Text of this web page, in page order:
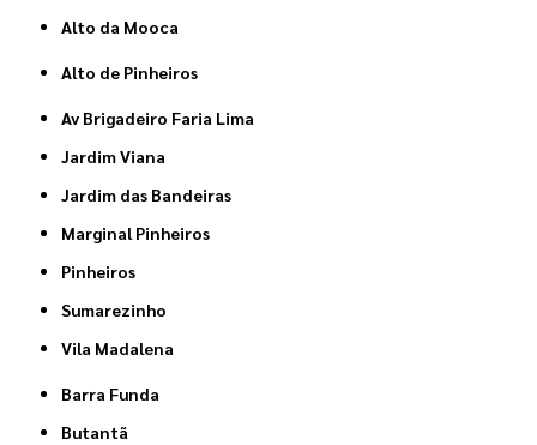
Alto da Mooca
Alto de Pinheiros
Av Brigadeiro Faria Lima
Jardim Viana
Jardim das Bandeiras
Marginal Pinheiros
Pinheiros
Sumarezinho
Vila Madalena
Barra Funda
Butantã